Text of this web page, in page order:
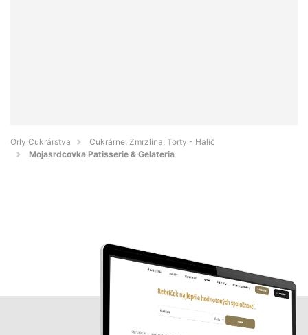
Orly Cukrárstva
Cukrárne, Zmrzlina, Torty - Halič
Mojasrdcovka Patisserie & Gelateria